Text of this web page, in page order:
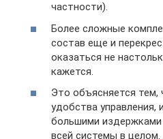
частности).
Более сложные
состав еще и
оказаться не
кажется.
Это объясняется
удобства управления,
большими
всей системы в целом.